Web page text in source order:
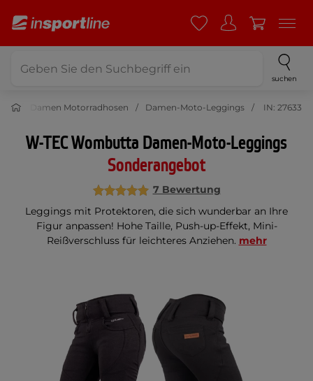
suchen
Damen Motorradhosen Damen-Moto-Leggings IN: 27633
W-TEC Wombutta Damen-Moto-Leggings
Sonderangebot
7 Bewertung
Leggings mit Protektoren, die sich wunderbar an Ihre
Figur anpassen! Hohe Taille, Push-up-Effekt, Mini-
Reißverschluss für leichteres Anziehen. mehr